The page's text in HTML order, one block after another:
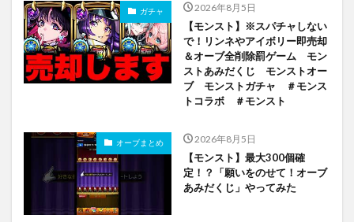
ガチャ 2026年8月5日
【モンスト】※スパチャしない
で！リンネやアイボリー即売却
＆オーブ全削除罰ゲーム モン
ストあみだくじ モンストオー
ブ モンストガチャ ＃モンス
トコラボ ＃モンスト
オーブまとめ 2026年8月5日
【モンスト】最大300個確
定！？「願いをのせて！オーブ
あみだくじ」やってみた